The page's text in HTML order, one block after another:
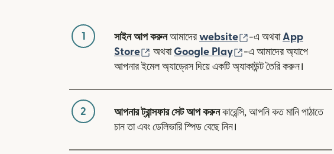
1 সাইন আপ করুনআমাদেরwebsite (নতুন উইন্ডোতে খুলবে)
-এ অথবাApp
Store
(নতুন উইন্ডোতে খুলবে)
অথবা Google Play (নতুন উইন্ডোতে খুলবে)
-এ আমাদের অ্যাপে
আপনার ইমেল অ্যাড্রেস দিয়ে একটি অ্যাকাউন্ট তৈরি করুন।
2 আপনার ট্রান্সফার সেট আপ করুনকারেন্সি, আপনি কত মানি পাঠাতে
চান তা এবং ডেলিভারি স্পিড বেছে নিন।